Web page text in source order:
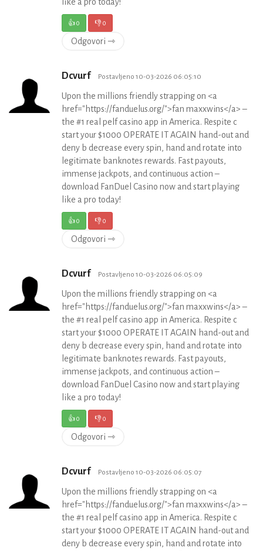
👍0 👎0
Odgovori ⇾
Dcvurf Postavljeno 10-03-2026 06:05:10
Upon the millions friendly strapping on <a
href="https://fanduelus.org/">fan maxxwins</a> –
the #1 real pelf casino app in America. Respite c
start your $1000 OPERATE IT AGAIN hand-out and
deny b decrease every spin, hand and rotate into
legitimate banknotes rewards. Fast payouts,
immense jackpots, and continuous action –
download FanDuel Casino now and start playing
like a pro today!
👍0 👎0
Odgovori ⇾
Dcvurf Postavljeno 10-03-2026 06:05:09
Upon the millions friendly strapping on <a
href="https://fanduelus.org/">fan maxxwins</a> –
the #1 real pelf casino app in America. Respite c
start your $1000 OPERATE IT AGAIN hand-out and
deny b decrease every spin, hand and rotate into
legitimate banknotes rewards. Fast payouts,
immense jackpots, and continuous action –
download FanDuel Casino now and start playing
like a pro today!
👍0 👎0
Odgovori ⇾
Dcvurf Postavljeno 10-03-2026 06:05:07
Upon the millions friendly strapping on <a
href="https://fanduelus.org/">fan maxxwins</a> –
the #1 real pelf casino app in America. Respite c
start your $1000 OPERATE IT AGAIN hand-out and
deny b decrease every spin, hand and rotate into